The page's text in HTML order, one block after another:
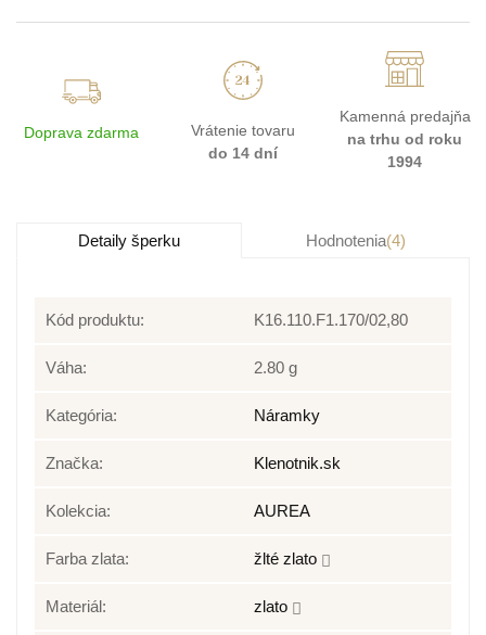
Doprava zdarma
Vrátenie tovaru
do 14 dní
Kamenná predajňa
na trhu od roku
1994
Detaily šperku Hodnotenia(4)
Kód produktu: K16.110.F1.170/02,80
Váha: 2.80 g
Kategória: Náramky
Značka: Klenotnik.sk
Kolekcia: AUREA
Farba zlata: žlté zlato
Materiál: zlato